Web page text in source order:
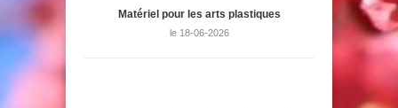
Matériel pour les arts plastiques
le 18-06-2026